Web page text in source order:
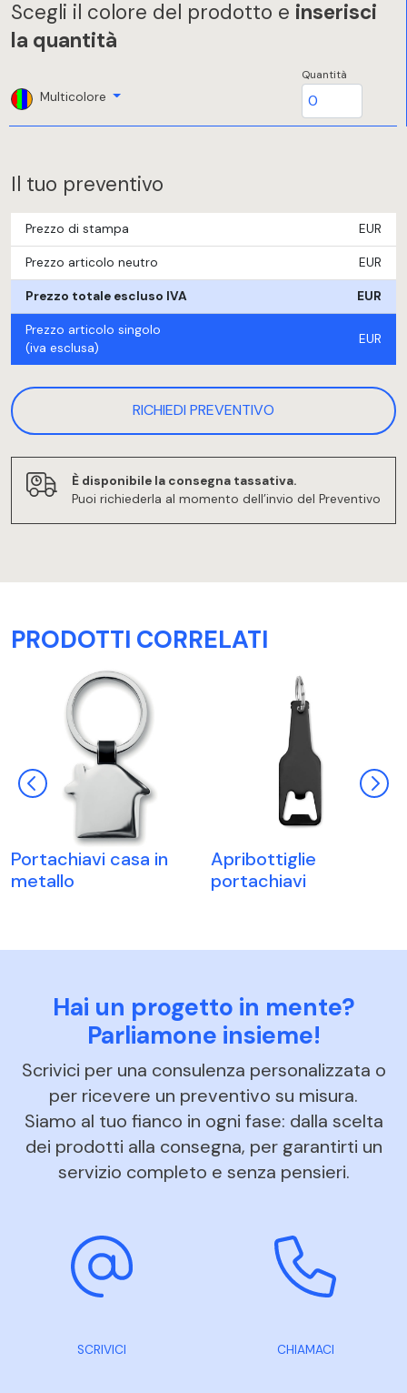
Scegli il colore del prodotto e inserisci
la quantità
Multicolore
Quantità
Il tuo preventivo
Prezzo di stampa EUR
Prezzo articolo neutro EUR
Prezzo totale escluso IVA EUR
Prezzo articolo singolo
(iva esclusa)
EUR
RICHIEDI PREVENTIVO
È disponibile la consegna tassativa.
Puoi richiederla al momento dell’invio del Preventivo
PRODOTTI CORRELATI
Portachiavi casa in
metallo
Apribottiglie
portachiavi
Hai un progetto in mente?
Parliamone insieme!
Scrivici per una consulenza personalizzata o
per ricevere un preventivo su misura.
Siamo al tuo fianco in ogni fase: dalla scelta
dei prodotti alla consegna, per garantirti un
servizio completo e senza pensieri.
SCRIVICI CHIAMACI